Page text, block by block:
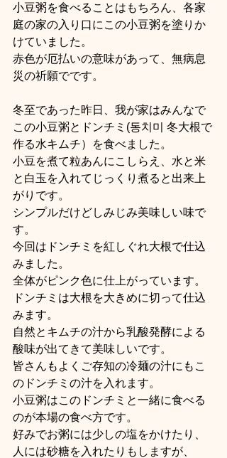
小豆粥を食べることはもちろん、各家
庭の家の入り口にこの小豆粥を塗りか
けていました。
赤色が厄払いの意味があって、無病息
災の祈願でです。
冬至であった昨日、我が家はみんなで
この小豆粥とドンチミ(동치미 冬大根で
作る水キムチ）を食べました。
小豆を煮て粒あんにこしらえ、水と米
と白玉を入れてじっくり煮ると出来上
がりです。
シンプルだけどしみじみ美味しい味で
す。
今回はドンチミを紅しぐれ大根で仕込
みました。
全体がピンク色に仕上がっています。
ドンチミは大根を大きめに切って仕込
みます。
自然とキムチの汁から乳酸発酵による
酸味が出てきて美味しいです。
皆さんもよくご存知の冷麺の汁にもこ
のドンチミの汁を入れます。
小豆粥はこのドンチミと一緒に食べる
のが本場の食べ方です。
好みでお粥には少しの塩をかけたり、
人には砂糖を入れたりもしますが、